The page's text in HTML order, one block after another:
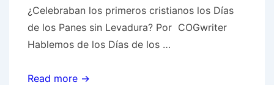
¿Celebraban los primeros cristianos los Días
de los Panes sin Levadura? Por COGwriter
Hablemos de los Días de los …
¿Deben
Read more →